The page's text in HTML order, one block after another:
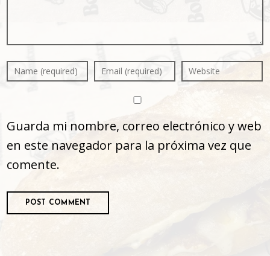
Guarda mi nombre, correo electrónico y web
en este navegador para la próxima vez que
comente.